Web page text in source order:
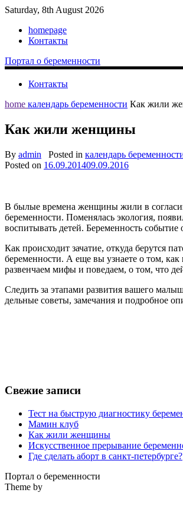
Saturday, 8th August 2026
homepage
Контакты
Портал о беременности
Контакты
home календарь беременности Как жили
Как жили женщины
By admin Posted in календарь
Posted on 16.09.201409.09.2016
В былые времена женщины жили в
беременности. Поменялась экология,
воспитывать детей. Беременность
Как происходит зачатие, откуда берутся
беременности. А еще вы узнаете о том,
развенчаем мифы и поведаем, о том, что
Следить за этапами развития вашего
дельные советы, замечания и подробное
Свежие записи
Тест на быструю диагностику
Мамин клуб
Как жили женщины
Искусственное прерывание
Где сделать аборт в санкт-петербурге?
Портал о беременности
Theme by